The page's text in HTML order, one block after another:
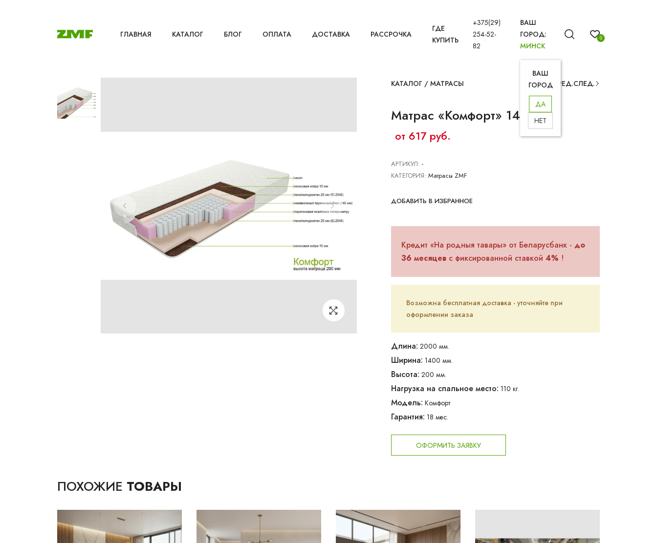
ГЛАВНАЯ КАТАЛОГ БЛОГ ОПЛАТА ДОСТАВКА РАССРОЧКА
ГДЕ
КУПИТЬ
+375(29)
254-52-
82
ВАШ
ГОРОД:
МИНСК
ВАШ
ГОРОД
ДА
НЕТ
0
КАТАЛОГ / МАТРАСЫ ПРЕД.СЛЕД.
Матрас «Комфорт» 140х200
от 617 руб.
АРТИКУЛ: -
КАТЕГОРИЯ: Матрасы ZMF
ДОБАВИТЬ В ИЗБРАННОЕ
Кредит «На родныя тавары» от Беларусбанк - до
36 месяцевс фиксированной ставкой 4% !
Возможна бесплатная доставка - уточняйте при
оформлении заказа
Длина: 2000 мм.
Ширина: 1400 мм.
Высота: 200 мм.
Нагрузка на спальное место: 110 кг.
Модель: Комфорт
Гарантия: 18 мес.
ОФОРМИТЬ ЗАЯВКУ
ПОХОЖИЕ ТОВАРЫ